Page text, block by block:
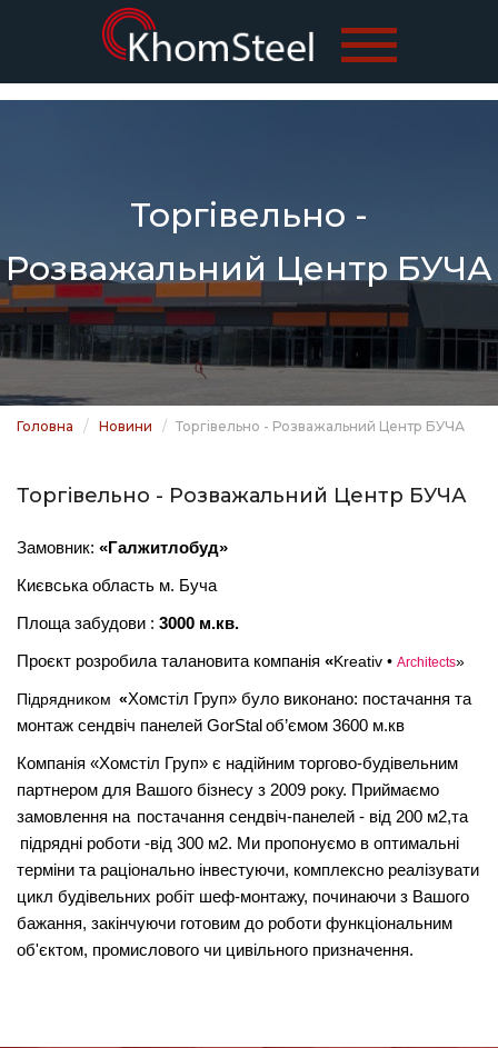
Торгівельно -
Розважальний Центр БУЧА
Головна Новини Торгівельно - Розважальний Центр БУЧА
Торгівельно - Розважальний Центр БУЧА
Замовник: «Галжитлобуд»
Києвська область м. Буча
Площа забудови : 3000 м.кв.
Проєкт розробила талановита компанія «Kreativ • Architects»
Підрядником «Хомстіл Груп» було виконано: постачання та
монтаж сендвіч панелей GorStalоб’ємом 3600 м.кв
Компанія «Хомстіл Груп» є надійним торгово-будівельним
партнером для Вашого бізнесу з 2009 року. Приймаємо
замовлення на постачання сендвіч-панелей - від 200 м2,та
підрядні роботи -від 300 м2. Ми пропонуємо в оптимальні
терміни та раціонально інвестуючи, комплексно реалізувати
цикл будівельних робіт шеф-монтажу, починаючи з Вашого
бажання, закінчуючи готовим до роботи функціональним
об'єктом, промислового чи цивільного призначення.